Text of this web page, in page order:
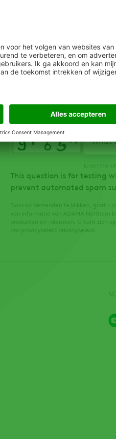
What
Enter the
This question is for testing
prevent automated spam
Door op Verzenden te klikken, gaat
van informatie van ADAMA Northern
producten en -diensten. U kunt zich
privacybeleid